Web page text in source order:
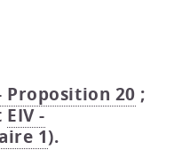
Proposition 20 ;
EIV -
1).